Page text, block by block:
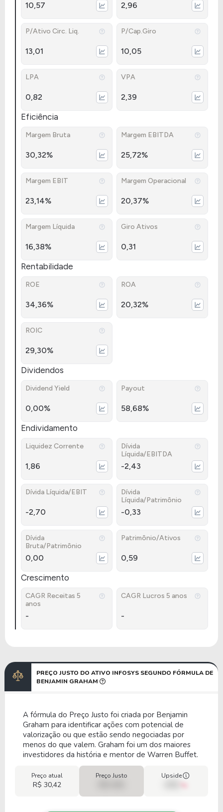
10,57 2,96
P/Ativo Circ. Liq.
13,01
P/Cap.Giro
10,05
LPA
0,82
VPA
2,39
Eficiência
Margem Bruta
30,32%
Margem EBITDA
25,72%
Margem EBIT
23,14%
Margem Operacional
20,37%
Margem Líquida
16,38%
Giro Ativos
0,31
Rentabilidade
ROE
34,36%
ROA
20,32%
ROIC
29,30%
Dividendos
Dividend Yield
0,00%
Payout
58,68%
Endividamento
Liquidez Corrente
1,86
Dívida
Líquida/EBITDA
-2,43
Dívida Líquida/EBIT
-2,70
Dívida
Líquida/Patrimônio
-0,33
Dívida
Bruta/Patrimônio
0,00
Patrimônio/Ativos
0,59
Crescimento
CAGR Receitas 5
anos
-
CAGR Lucros 5 anos
-
PREÇO JUSTO DO ATIVO INFOSYS SEGUNDO FÓRMULA DE
BENJAMIN GRAHAM
A fórmula do Preço Justo foi criada por Benjamin
Graham para identificar ações com potencial de
valorização ou que estão sendo negociadas por
menos do que valem. Graham foi um dos maiores
investidores da história e mentor de Warren Buffet.
Preço atual
R$ 30,42
Preço Justo Upside